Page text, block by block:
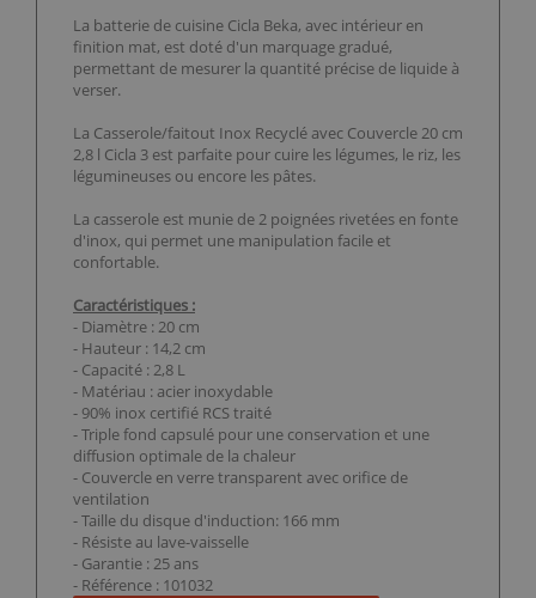
La batterie de cuisine Cicla Beka, avec intérieur en
finition mat, est doté d'un marquage gradué,
permettant de mesurer la quantité précise de liquide à
verser.
La Casserole/faitout Inox Recyclé avec Couvercle 20 cm
2,8 l Cicla 3 est parfaite pour cuire les légumes, le riz, les
légumineuses ou encore les pâtes.
La casserole est munie de 2 poignées rivetées en fonte
d'inox, qui permet une manipulation facile et
confortable.
Caractéristiques :
- Diamètre : 20 cm
- Hauteur : 14,2 cm
- Capacité : 2,8 L
- Matériau : acier inoxydable
- 90% inox certifié RCS traité
- Triple fond capsulé pour une conservation et une
diffusion optimale de la chaleur
- Couvercle en verre transparent avec orifice de
ventilation
- Taille du disque d'induction: 166 mm
- Résiste au lave-vaisselle
- Garantie : 25 ans
- Référence : 101032